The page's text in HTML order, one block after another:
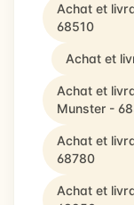
Achat et
68510
Achat et
Achat et
Munster -
Achat et
68780
Achat et